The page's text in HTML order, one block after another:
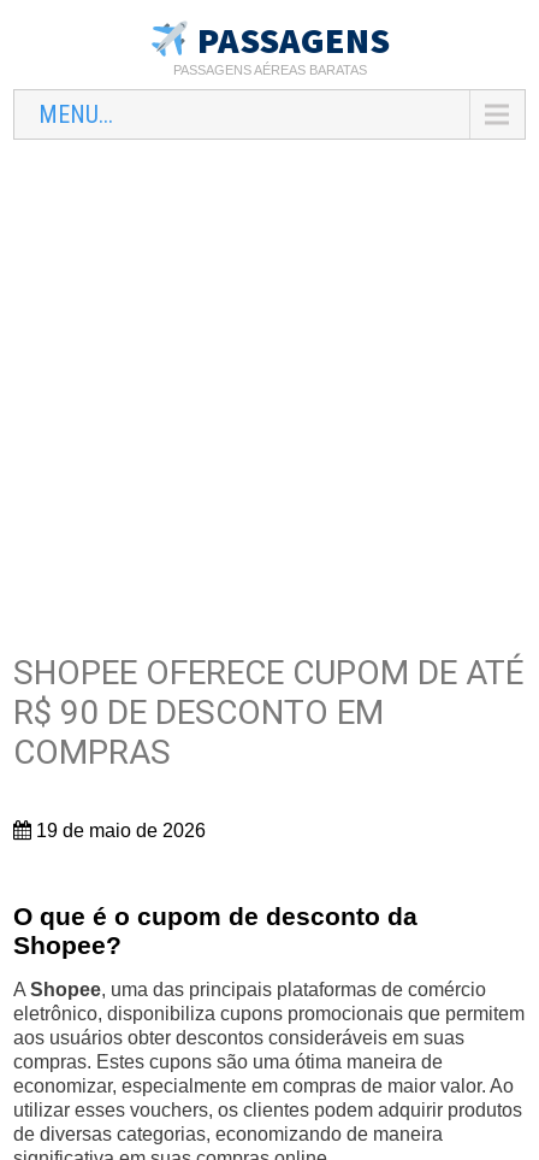
PASSAGENS
PASSAGENS AÉREAS BARATAS
MENU...
SHOPEE OFERECE CUPOM DE ATÉ
R$ 90 DE DESCONTO EM
COMPRAS
19 de maio de 2026
O que é o cupom de desconto da
Shopee?
AShopee, uma das principais plataformas de comércio
eletrônico, disponibiliza cupons promocionais que permitem
aos usuários obter descontos consideráveis em suas
compras. Estes cupons são uma ótima maneira de
economizar, especialmente em compras de maior valor. Ao
utilizar esses vouchers, os clientes podem adquirir produtos
de diversas categorias, economizando de maneira